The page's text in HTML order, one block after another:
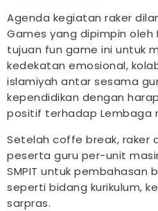
Agenda kegiatan raker
Games yang dipimpin oleh
tujuan fun game ini untuk
kedekatan emosional,
islamiyah antar sesama
kependidikan dengan
positif terhadap Lembaga
Setelah coffe break, raker
peserta guru per-unit
SMPIT untuk pembahasan
seperti bidang kurikulum,
sarpras.